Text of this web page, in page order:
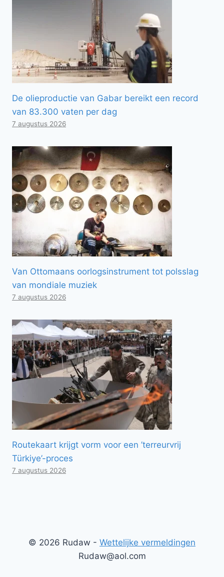
De olieproductie van Gabar bereikt een record
van 83.300 vaten per dag
7 augustus 2026
Van Ottomaans oorlogsinstrument tot polsslag
van mondiale muziek
7 augustus 2026
Routekaart krijgt vorm voor een ’terreurvrij
Türkiye’-proces
7 augustus 2026
© 2026 Rudaw - Wettelijke vermeldingen
Rudaw@aol.com